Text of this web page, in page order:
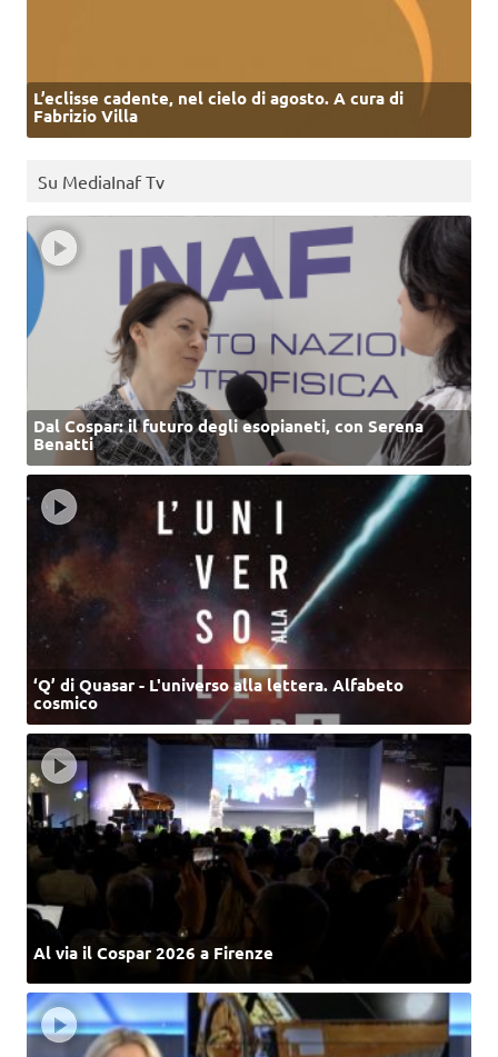
L’eclisse cadente, nel cielo di agosto. A cura di
Fabrizio Villa
Su MediaInaf Tv
Dal Cospar: il futuro degli esopianeti, con Serena
Benatti
‘Q’ di Quasar - L'universo alla lettera. Alfabeto
cosmico
Al via il Cospar 2026 a Firenze